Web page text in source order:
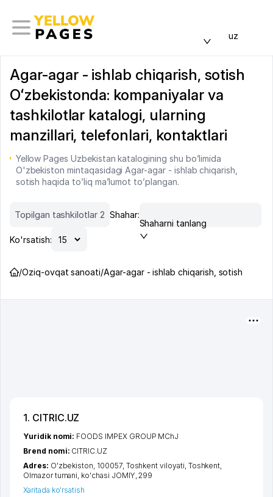
uz
Agar-agar - ishlab chiqarish, sotish
Oʻzbekistonda: kompaniyalar va
tashkilotlar katalogi, ularning
manzillari, telefonlari, kontaktlari
Yellow Pages Uzbekistan katalogining shu bo’limida
O'zbekiston mintaqasidagi Agar-agar - ishlab chiqarish,
sotish haqida to’liq ma’lumot to’plangan.
Topilgan tashkilotlar 2 Shahar:
Shaharni tanlang
Ko'rsatish:
/Oziq-ovqat sanoati/Agar-agar - ishlab chiqarish, sotish
1. CITRIC.UZ
Yuridik nomi: FOODS IMPEX GROUP MChJ
Brend nomi: CITRIC.UZ
Adres: O'zbekiston, 100057, Toshkent viloyati, Toshkent,
Olmazor tumani, ko'chasi JOMIY, 299
Xaritada ko'rsatish